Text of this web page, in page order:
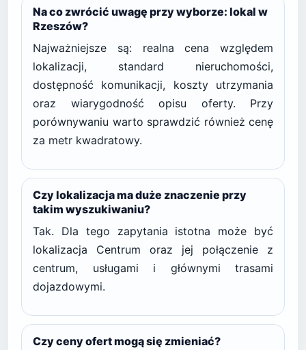
Na co zwrócić uwagę przy wyborze: lokal w
Rzeszów?
Najważniejsze są: realna cena względem
lokalizacji, standard nieruchomości,
dostępność komunikacji, koszty utrzymania
oraz wiarygodność opisu oferty. Przy
porównywaniu warto sprawdzić również cenę
za metr kwadratowy.
Czy lokalizacja ma duże znaczenie przy
takim wyszukiwaniu?
Tak. Dla tego zapytania istotna może być
lokalizacja Centrum oraz jej połączenie z
centrum, usługami i głównymi trasami
dojazdowymi.
Czy ceny ofert mogą się zmieniać?